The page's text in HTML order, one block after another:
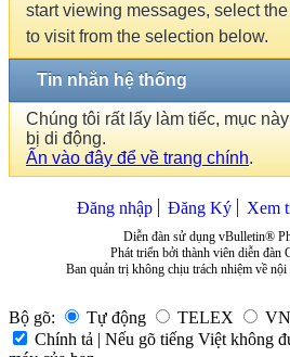
start viewing messages, select
to visit from the selection below.
Tin nhắn hệ thống
Chúng tôi rất lấy làm tiếc, mục
bị di động.
Ấn vào đây để về trang chính.
Đăng nhập Đăng Ký Xem
Diễn đàn sử dụng vBulletin®
Phát triển bởi thành viên diễn đàn
Ban quản trị không chịu trách nhiệm về nội
Bộ gõ: Tự động TELEX
Chính tả | Nếu gõ tiếng Việt không